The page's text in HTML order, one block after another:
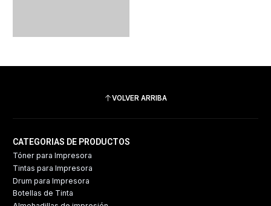
VOLVER ARRIBA
CATEGORIAS DE PRODUCTOS
Tóner para Impresora
Tintas para Impresora
Drum para Impresora
Botellas de Tinta